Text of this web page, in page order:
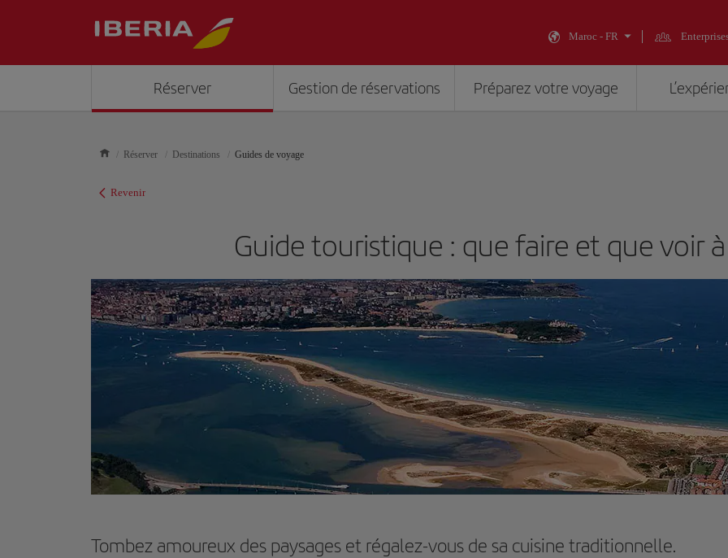
Maroc - FR
Réserver Gestion de réservations Préparez votre voyage
Réserver Destinations Guides de voyage
Revenir
Guide touristique : que faire et que voir
Tombez amoureux des paysages et régalez-vous de sa cuisine traditionnelle.